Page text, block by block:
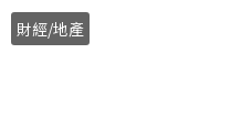
財經/地產